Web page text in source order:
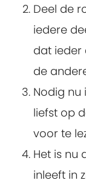
Deel de
iedere
dat ieder
de
Nodig nu
liefst op
voor te
Het is nu
inleeft in